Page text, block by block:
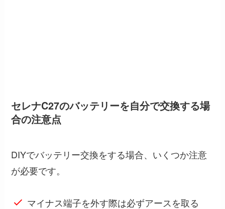
セレナC27のバッテリーを自分で交換する場
合の注意点
DIYでバッテリー交換をする場合、いくつか注意
が必要です。
マイナス端子を外す際は必ずアースを取る